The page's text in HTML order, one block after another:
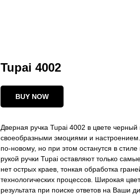
Tupai 4002
BUY NOW
Дверная ручка Tupai 4002 в цвете
своеобразными эмоциями и
по-новому, но при этом останутся в
рукой ручки Tupai оставляют только
нет острых краев, тонкая обработка
технологических процессов. Широкая
результата при поиске ответов на Ваши